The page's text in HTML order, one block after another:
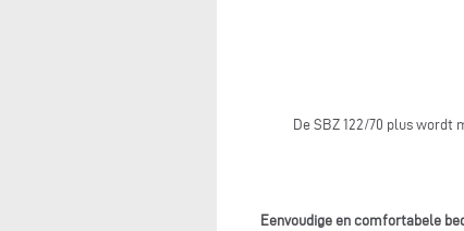
De SBZ 122/70 plus
Eenvoudige en comfortabele